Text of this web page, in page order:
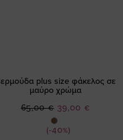
plus size φάκελος σε
μαύρο χρώμα
(-40%)
Ειδική
Τιμή
39,00 €
65,00 €